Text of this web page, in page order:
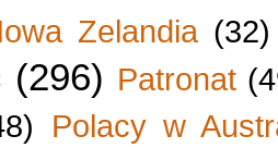
Zelandia (32)
(296) Patronat
Polacy w